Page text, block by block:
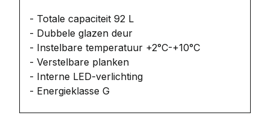
- Totale capaciteit 92 L
- Dubbele glazen deur
- Instelbare temperatuur +2°C-+10°C
- Verstelbare planken
- Interne LED-verlichting
- Energieklasse G